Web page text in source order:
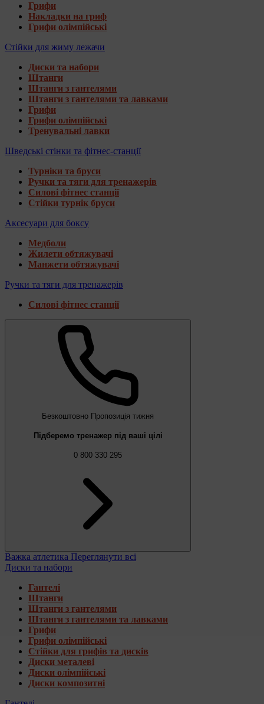
Грифи
Накладки на гриф
Грифи олімпійські
Стійки для жиму лежачи
Диски та набори
Штанги
Штанги з гантелями
Штанги з гантелями та лавками
Грифи
Грифи олімпійські
Тренувальні лавки
Шведські стінки та фітнес-станції
Турніки та бруси
Ручки та тяги для тренажерів
Силові фітнес станції
Стійки турнік бруси
Аксесуари для боксу
Медболи
Жилети обтяжувачі
Манжети обтяжувачі
Ручки та тяги для тренажерів
Силові фітнес станції
Безкоштовно Пропозиція тижня
Підберемо тренажер під ваші цілі
0 800 330 295
Важка атлетика Переглянути всі
Диски та набори
Гантелі
Штанги
Штанги з гантелями
Штанги з гантелями та лавками
Грифи
Грифи олімпійські
Стійки для грифів та дисків
Диски металеві
Диски олімпійські
Диски композитні